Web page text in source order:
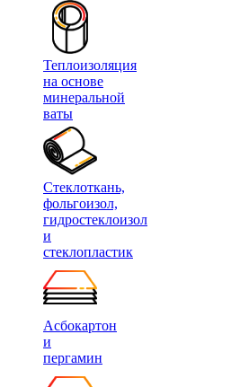
Теплоизоляция
на основе
минеральной
ваты
Стеклоткань,
фольгоизол,
гидростеклоизол
и
стеклопластик
Асбокартон
и
пергамин